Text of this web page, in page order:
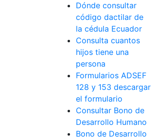
Dónde consultar
código dactilar de
la cédula Ecuador
Consulta cuantos
hijos tiene una
persona
Formularios ADSEF
128 y 153 descargar
el formulario
Consultar Bono de
Desarrollo Humano
Bono de Desarrollo